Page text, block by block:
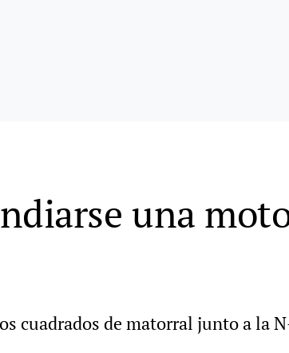
una
cuadrados de matorral junto a la